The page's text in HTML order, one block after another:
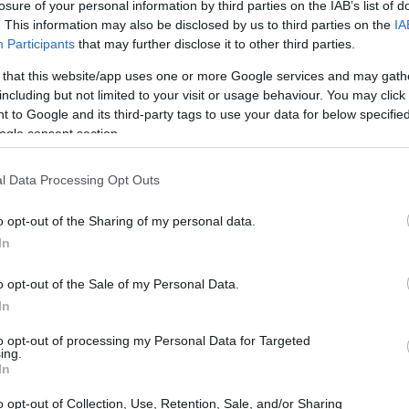
of your personal information by third parties on the IAB’s list of
This information may also be disclosed by us to third parties on the
Participants that may further disclose it to other third parties.
that this website/app uses one or more Google services and may
but not limited to your visit or usage behaviour. You may
to Google and its third-party tags to use your data for below
consent section.
Data Processing Opt Outs
opt-out of the Sharing of my personal data.
opt-out of the Sale of my Personal Data.
opt-out of processing my Personal Data for Targeted
opt-out of Collection, Use, Retention, Sale, and/or Sharing
estadounidense
estadounidenses presentadiferencias significativas
Jonesy elS&P 500
por factores económicos y sectoriales
índices
de 70,30 puntos, lo que corresponde a un
un aumento, sumando 8,61 puntos, lo que